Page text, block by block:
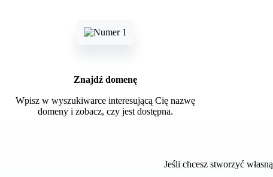
Znajdź domenę
Wpisz w wyszukiwarce interesującą Cię nazwę
domeny i zobacz, czy jest dostępna.
Jeśli chcesz stworzyć